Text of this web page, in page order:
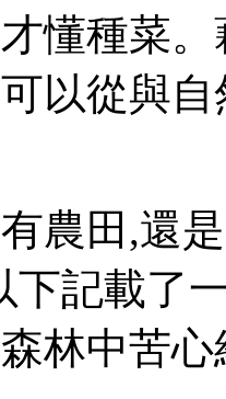
懂種菜
以從與
農田,還
下記載了
林中苦